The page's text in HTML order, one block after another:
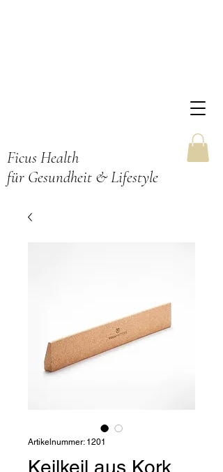
Ficus Health
für Gesundheit & Lifestyle
Artikelnummer: 1201
Keilkeil aus Kork